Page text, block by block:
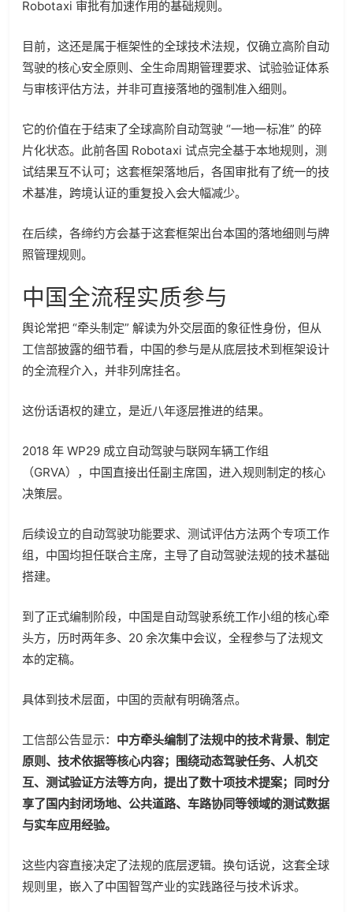
Robotaxi 审批有加速作用的基础规则。
目前，这还是属于框架性的全球技术法规，仅确立高阶自动
驾驶的核心安全原则、全生命周期管理要求、试验验证体系
与审核评估方法，并非可直接落地的强制准入细则。
它的价值在于结束了全球高阶自动驾驶 “一地一标准” 的碎
片化状态。此前各国 Robotaxi 试点完全基于本地规则，测
试结果互不认可；这套框架落地后，各国审批有了统一的技
术基准，跨境认证的重复投入会大幅减少。
在后续，各缔约方会基于这套框架出台本国的落地细则与牌
照管理规则。
中国全流程实质参与
舆论常把 “牵头制定” 解读为外交层面的象征性身份，但从
工信部披露的细节看，中国的参与是从底层技术到框架设计
的全流程介入，并非列席挂名。
这份话语权的建立，是近八年逐层推进的结果。
2018 年 WP29 成立自动驾驶与联网车辆工作组
（GRVA），中国直接出任副主席国，进入规则制定的核心
决策层。
后续设立的自动驾驶功能要求、测试评估方法两个专项工作
组，中国均担任联合主席，主导了自动驾驶法规的技术基础
搭建。
到了正式编制阶段，中国是自动驾驶系统工作小组的核心牵
头方，历时两年多、20 余次集中会议，全程参与了法规文
本的定稿。
具体到技术层面，中国的贡献有明确落点。
工信部公告显示： 中方牵头编制了法规中的技术背景、制定
原则、技术依据等核心内容；围绕动态驾驶任务、人机交
互、测试验证方法等方向，提出了数十项技术提案；同时分
享了国内封闭场地、公共道路、车路协同等领域的测试数据
与实车应用经验。
这些内容直接决定了法规的底层逻辑。换句话说，这套全球
规则里，嵌入了中国智驾产业的实践路径与技术诉求。